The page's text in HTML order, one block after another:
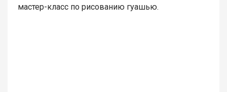
мастер-класс по рисованию гуашью.